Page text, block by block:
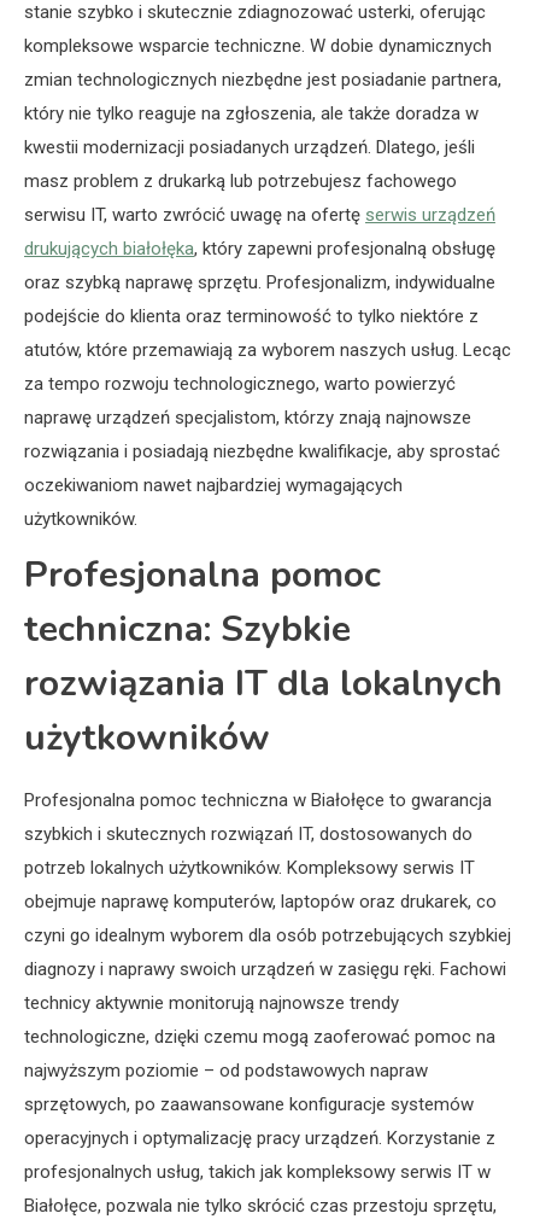
stanie szybko i skutecznie zdiagnozować usterki, oferując
kompleksowe wsparcie techniczne. W dobie dynamicznych
zmian technologicznych niezbędne jest posiadanie partnera,
który nie tylko reaguje na zgłoszenia, ale także doradza w
kwestii modernizacji posiadanych urządzeń. Dlatego, jeśli
masz problem z drukarką lub potrzebujesz fachowego
serwisu IT, warto zwrócić uwagę na ofertę serwis urządzeń
drukujących białołęka, który zapewni profesjonalną obsługę
oraz szybką naprawę sprzętu. Profesjonalizm, indywidualne
podejście do klienta oraz terminowość to tylko niektóre z
atutów, które przemawiają za wyborem naszych usług. Lecąc
za tempo rozwoju technologicznego, warto powierzyć
naprawę urządzeń specjalistom, którzy znają najnowsze
rozwiązania i posiadają niezbędne kwalifikacje, aby sprostać
oczekiwaniom nawet najbardziej wymagających
użytkowników.
Profesjonalna pomoc
techniczna: Szybkie
rozwiązania IT dla lokalnych
użytkowników
Profesjonalna pomoc techniczna w Białołęce to gwarancja
szybkich i skutecznych rozwiązań IT, dostosowanych do
potrzeb lokalnych użytkowników. Kompleksowy serwis IT
obejmuje naprawę komputerów, laptopów oraz drukarek, co
czyni go idealnym wyborem dla osób potrzebujących szybkiej
diagnozy i naprawy swoich urządzeń w zasięgu ręki. Fachowi
technicy aktywnie monitorują najnowsze trendy
technologiczne, dzięki czemu mogą zaoferować pomoc na
najwyższym poziomie – od podstawowych napraw
sprzętowych, po zaawansowane konfiguracje systemów
operacyjnych i optymalizację pracy urządzeń. Korzystanie z
profesjonalnych usług, takich jak kompleksowy serwis IT w
Białołęce, pozwala nie tylko skrócić czas przestoju sprzętu,